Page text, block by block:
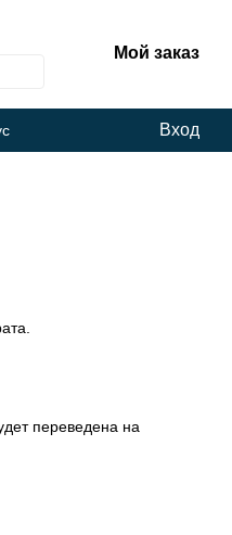
Мой заказ
Вход
переведена на